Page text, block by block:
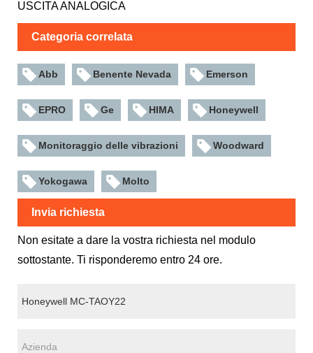
USCITA ANALOGICA
Categoria correlata
Abb Benente Nevada Emerson
EPRO Ge HIMA Honeywell
Monitoraggio delle vibrazioni Woodward
Yokogawa Molto
Invia richiesta
Non esitate a dare la vostra richiesta nel modulo
sottostante. Ti risponderemo entro 24 ore.